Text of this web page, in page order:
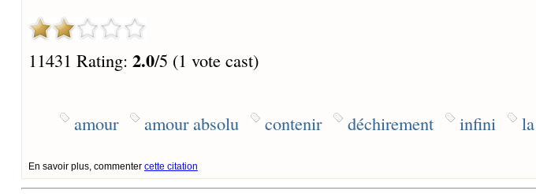
11431 Rating: 2.0/5 (1 vote cast)
amour amour absolu contenir déchirement infini
En savoir plus, commenter cette citation